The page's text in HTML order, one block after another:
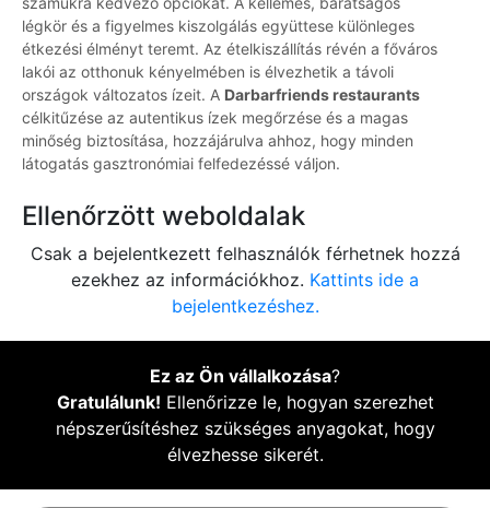
légkör és a figyelmes kiszolgálás együttese különleges
étkezési élményt teremt. Az ételkiszállítás révén a főváros
lakói az otthonuk kényelmében is élvezhetik a távoli
országok változatos ízeit. A Darbarfriends restaurants
célkitűzése az autentikus ízek megőrzése és a magas
minőség biztosítása, hozzájárulva ahhoz, hogy minden
látogatás gasztronómiai felfedezéssé váljon.
Ellenőrzött weboldalak
Csak a bejelentkezett felhasználók férhetnek hozzá
ezekhez az információkhoz. Kattints ide a
bejelentkezéshez.
Ez az Ön vállalkozása?
Gratulálunk! Ellenőrizze le, hogyan szerezhet
népszerűsítéshez szükséges anyagokat, hogy
élvezhesse sikerét.